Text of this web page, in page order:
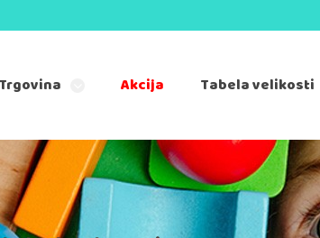
Akcija Tabela velikosti